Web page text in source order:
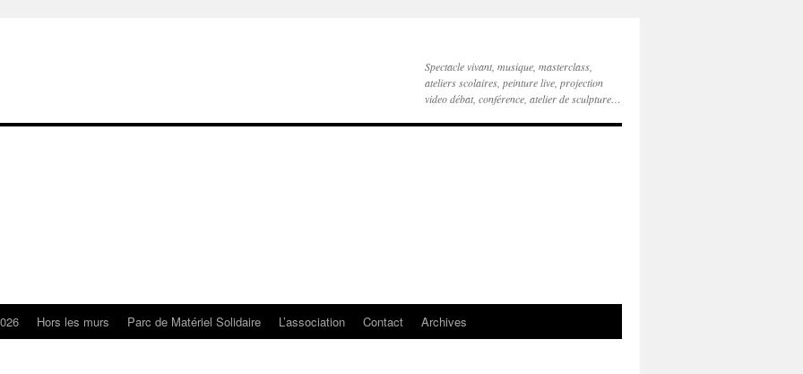
Spectacle vivant, musique, masterclass,
ateliers scolaires, peinture live, projection
video débat, conférence, atelier de sculpture…
Hors les murs Parc de Matériel Solidaire L’association Contact Archives